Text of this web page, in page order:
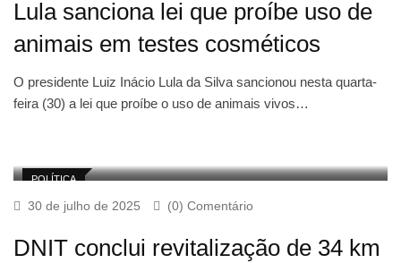
Lula sanciona lei que proíbe uso de
animais em testes cosméticos
O presidente Luiz Inácio Lula da Silva sancionou nesta quarta-
feira (30) a lei que proíbe o uso de animais vivos…
POLÍTICA
30 de julho de 2025 (0) Comentário
DNIT conclui revitalização de 34 km